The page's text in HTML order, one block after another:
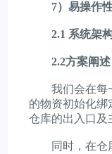
7）易操作
2.1 系统架
2.2方案阐述
我们会在每一
的物资初始化
仓库的出入口及
同时，在仓库